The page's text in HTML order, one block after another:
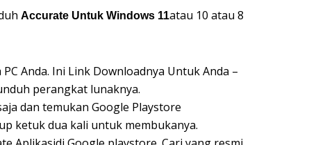
Accurate Untuk Windows 11atau 10 atau 8
Anda. Ini Link Downloadnya Untuk Anda –
perangkat lunaknya.
dan temukan Google Playstore
ketuk dua kali untuk membukanya.